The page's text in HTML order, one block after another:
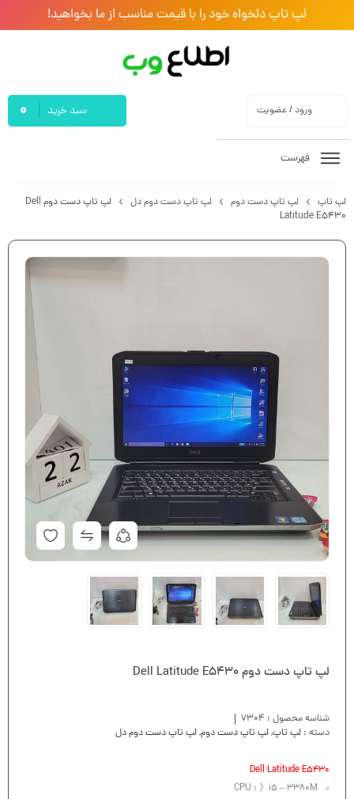
لپ تاپ دلخواه خود را با قیمت مناسب از ما بخواهید!
ورود / عضویت سبد خرید 0
فهرست
لپ تاپ لپ تاپ دست دوم لپ تاپ دست دوم دل
لپ تاپ دست دوم Dell
Latitude E5430
لپ تاپ دست دوم Dell Latitude E5430
شناسه محصول : 7304
دسته : لپ تاپ,لپ تاپ دست دوم,لپ تاپ دست دوم دل
Dell Latitude E5430
CPU : 》i5 – 3380M